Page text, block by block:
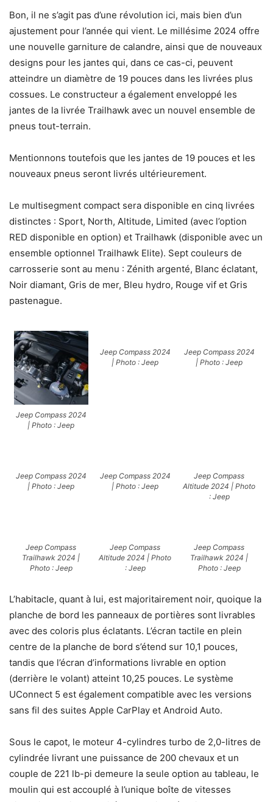
Bon, il ne s’agit pas d’une révolution ici, mais bien d’un
ajustement pour l’année qui vient. Le millésime 2024 offre
une nouvelle garniture de calandre, ainsi que de nouveaux
designs pour les jantes qui, dans ce cas-ci, peuvent
atteindre un diamètre de 19 pouces dans les livrées plus
cossues. Le constructeur a également enveloppé les
jantes de la livrée Trailhawk avec un nouvel ensemble de
pneus tout-terrain.
Mentionnons toutefois que les jantes de 19 pouces et les
nouveaux pneus seront livrés ultérieurement.
Le multisegment compact sera disponible en cinq livrées
distinctes : Sport, North, Altitude, Limited (avec l’option
RED disponible en option) et Trailhawk (disponible avec un
ensemble optionnel Trailhawk Elite). Sept couleurs de
carrosserie sont au menu : Zénith argenté, Blanc éclatant,
Noir diamant, Gris de mer, Bleu hydro, Rouge vif et Gris
pastenague.
Jeep Compass 2024
| Photo : Jeep
Jeep Compass 2024
| Photo : Jeep
Jeep Compass 2024
| Photo : Jeep
Jeep Compass 2024
| Photo : Jeep
Jeep Compass 2024
| Photo : Jeep
Jeep Compass
Altitude 2024 | Photo
: Jeep
Jeep Compass
Trailhawk 2024 |
Photo : Jeep
Jeep Compass
Altitude 2024 | Photo
: Jeep
Jeep Compass
Trailhawk 2024 |
Photo : Jeep
L’habitacle, quant à lui, est majoritairement noir, quoique la
planche de bord les panneaux de portières sont livrables
avec des coloris plus éclatants. L’écran tactile en plein
centre de la planche de bord s’étend sur 10,1 pouces,
tandis que l’écran d’informations livrable en option
(derrière le volant) atteint 10,25 pouces. Le système
UConnect 5 est également compatible avec les versions
sans fil des suites Apple CarPlay et Android Auto.
Sous le capot, le moteur 4-cylindres turbo de 2,0-litres de
cylindrée livrant une puissance de 200 chevaux et un
couple de 221 lb-pi demeure la seule option au tableau, le
moulin qui est accouplé à l’unique boîte de vitesses